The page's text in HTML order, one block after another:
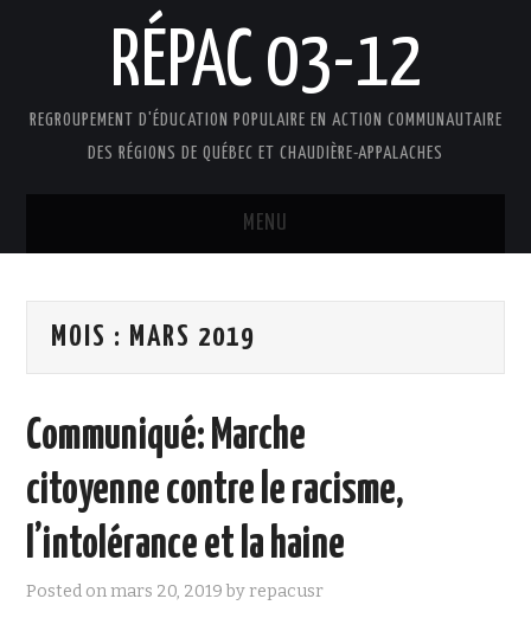
RÉPAC 03-12
REGROUPEMENT D'ÉDUCATION POPULAIRE EN ACTION COMMUNAUTAIRE
DES RÉGIONS DE QUÉBEC ET CHAUDIÈRE-APPALACHES
MENU
PRÉSENTATION
FAIRE UN DON !
NOUS JOINDRE
MOIS : MARS 2019
Communiqué: Marche
citoyenne contre le racisme,
l’intolérance et la haine
Posted onmars 20, 2019 byrepacusr